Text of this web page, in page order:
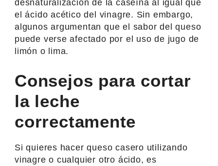
desnaturalización de la caseína al igual que
el ácido acético del vinagre. Sin embargo,
algunos argumentan que el sabor del queso
puede verse afectado por el uso de jugo de
limón o lima.
Consejos para cortar
la leche
correctamente
Si quieres hacer queso casero utilizando
vinagre o cualquier otro ácido, es